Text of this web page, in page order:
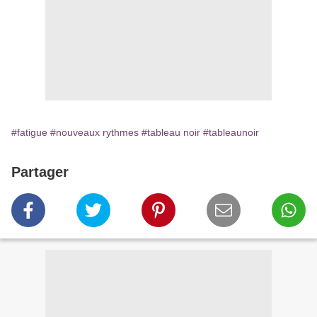
#fatigue #nouveaux rythmes #tableau noir #tableaunoir
Partager